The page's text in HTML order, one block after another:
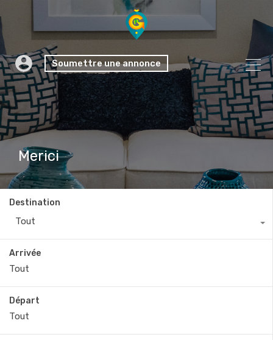
Soumettre une annonce
Merici
Destination
Tout
Arrivée
Départ